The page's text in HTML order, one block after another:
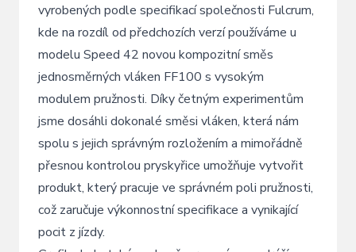
vyrobených podle specifikací společnosti Fulcrum,
kde na rozdíl od předchozích verzí používáme u
modelu Speed 42 novou kompozitní směs
jednosměrných vláken FF100 s vysokým
modulem pružnosti. Díky četným experimentům
jsme dosáhli dokonalé směsi vláken, která nám
spolu s jejich správným rozložením a mimořádně
přesnou kontrolou pryskyřice umožňuje vytvořit
produkt, který pracuje ve správném poli pružnosti,
což zaručuje výkonnostní specifikace a vynikající
pocit z jízdy.